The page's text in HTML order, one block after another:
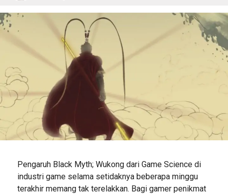
Pengaruh Black Myth; Wukong dari Game Science di
industri game selama setidaknya beberapa minggu
terakhir memang tak terelakkan. Bagi gamer penikmat